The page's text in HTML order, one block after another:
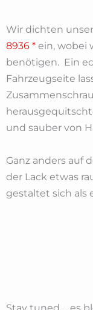
Wir dichten
8936 * ein, wobei
benötigen. Ein
Fahrzeugseite
und sauber von
Ganz anders auf
der Lack etwas
gestaltet sich als